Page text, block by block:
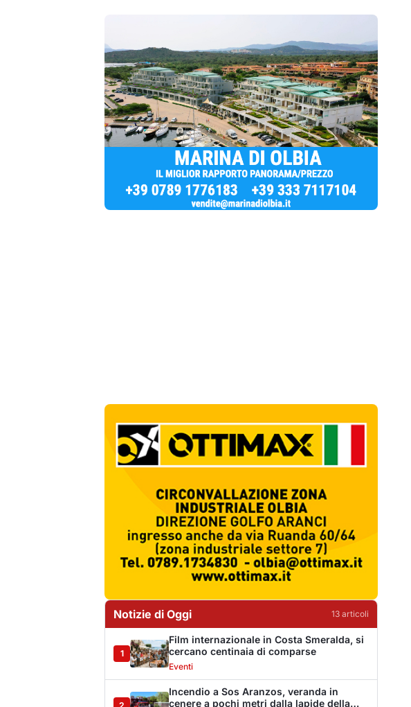
Notizie di Oggi 13articoli
1
Film internazionale in Costa Smeralda, si
cercano centinaia di comparse
Eventi
Incendio a Sos Aranzos, veranda in
cenere a pochi metri dalla lapide della